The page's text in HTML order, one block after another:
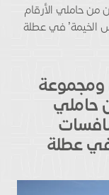
من حاملي الأرقام
الخيمة’ في عطلة
ومجموعة
حاملي
عطلة